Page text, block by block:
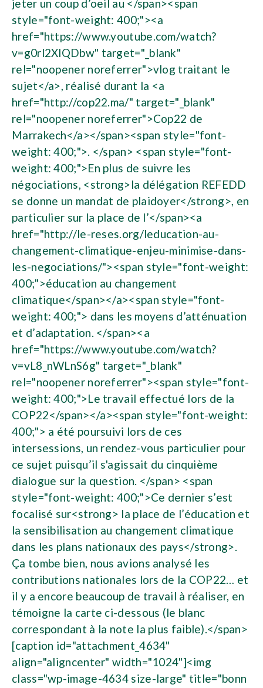
jeter un coup d’oeil au </span><span
style="font-weight: 400;"><a
href="https://www.youtube.com/watch?
v=g0rl2XlQDbw" target="_blank"
rel="noopener noreferrer">vlog traitant le
sujet</a>, réalisé durant la <a
href="http://cop22.ma/" target="_blank"
rel="noopener noreferrer">Cop22 de
Marrakech</a></span><span style="font-
weight: 400;">. </span> <span style="font-
weight: 400;">En plus de suivre les
négociations, <strong>la délégation REFEDD
se donne un mandat de plaidoyer</strong>, en
particulier sur la place de l’</span><a
href="http://le-reses.org/leducation-au-
changement-climatique-enjeu-minimise-dans-
les-negociations/"><span style="font-weight:
400;">éducation au changement
climatique</span></a><span style="font-
weight: 400;"> dans les moyens d’atténuation
et d’adaptation. </span><a
href="https://www.youtube.com/watch?
v=vL8_nWLnS6g" target="_blank"
rel="noopener noreferrer"><span style="font-
weight: 400;">Le travail effectué lors de la
COP22</span></a><span style="font-weight:
400;"> a été poursuivi lors de ces
intersessions, un rendez-vous particulier pour
ce sujet puisqu’il s'agissait du cinquième
dialogue sur la question. </span> <span
style="font-weight: 400;">Ce dernier s’est
focalisé sur<strong> la place de l’éducation et
la sensibilisation au changement climatique
dans les plans nationaux des pays</strong>.
Ça tombe bien, nous avions analysé les
contributions nationales lors de la COP22… et
il y a encore beaucoup de travail à réaliser, en
témoigne la carte ci-dessous (le blanc
correspondant à la note la plus faible).</span>
[caption id="attachment_4634"
align="aligncenter" width="1024"]<img
class="wp-image-4634 size-large" title="bonn